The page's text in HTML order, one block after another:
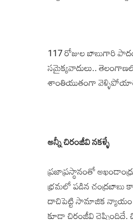
117 రోజుల బాబుగారి
సమైక్యవాదులు..
శాంతియుతంగా
అన్నీ చిరంజీవి నకళ్ళే
ప్రజాప్రస్థానంతో
భ్రమలో పడిన చంద్రబాబు
దాచిపెట్టి సామాజిక న్యాయం
కూడా చిరంజీవి